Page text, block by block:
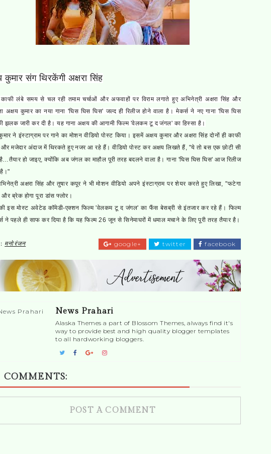
कुमार संग थिरकेंगी अक्षरा सिंह
काफी लंबे समय से चल रही तमाम चर्चाओं और अफवाहों पर विराम लगाते हुए अभिनेत्री अक्षरा सिंह और
अक्षय कुमार का नया गाना 'घिस घिस घिस' जल्द ही रिलीज होने वाला है। मेकर्स ने नए गाना 'घिस घिस
झलक जारी कर दी है। यह गाना अक्षय की आगामी फिल्म 'वेलकम टू द जंगल' का हिस्सा है।
ने इंस्टाग्राम पर गाने का मोशन वीडियो पोस्ट किया। इसमें अक्षय कुमार और अक्षरा सिंह दोनों ही काफी
मजेदार अंदाज में थिरकते हुए नजर आ रहे हैं। वीडियो पोस्ट कर अक्षय लिखते हैं, "ये तो बस एक छोटी सी
हो जाइए, क्योंकि अब जंगल का माहौल पूरी तरह बदलने वाला है। गाना 'घिस घिस घिस' आज रिलीज
है।"
अक्षरा सिंह और तुषार कपूर ने भी मोशन वीडियो अपने इंस्टाग्राम पर शेयर करते हुए लिखा, "फटेगा
और ब्रेक होगा पूरा डांस फ्लोर।
इस मोस्ट अवेटेड कॉमेडी-एक्शन फिल्म 'वेलकम टू द जंगल' का फैंस बेसब्री से इंतजार कर रहे हैं। फिल्म
ने पहले ही साफ कर दिया है कि यह फिल्म 26 जून से सिनेमाघरों में धमाल मचाने के लिए पूरी तरह तैयार है।
मनाेरंजन facebook
twitter
google+
News Prahari
Alaska Themes a part of Blossom Themes, always find it's
way to provide best and high quality blogger templates
to all hardworking bloggers.
COMMENTS:
POST A COMMENT